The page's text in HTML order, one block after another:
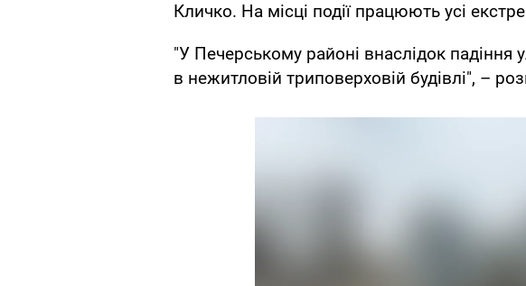
Кличко. На місці події працюють усі
"У Печерському районі внаслідок падіння
в нежитловій триповерховій будівлі", –